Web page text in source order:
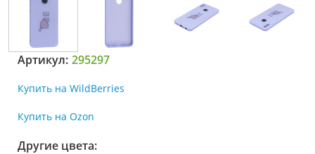
Артикул: 295297
Купить на WildBerries
Купить на Ozon
Другие цвета: